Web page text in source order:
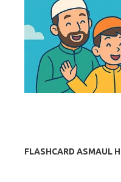
FLASHCARD ASMAUL